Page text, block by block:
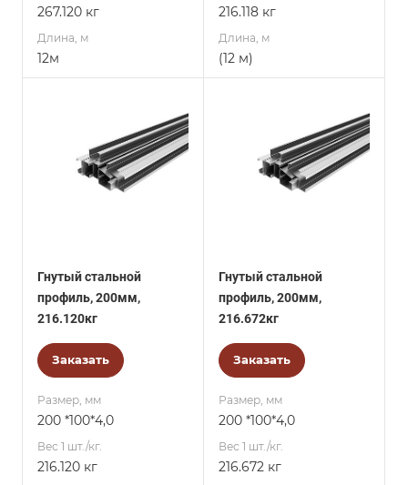
267.120 кг
Длина, м
12м
216.118 кг
Длина, м
(12 м)
Гнутый стальной
профиль, 200мм,
216.120кг
Заказать
Размер, мм
200 *100*4,0
Вес 1 шт./кг.
216.120 кг
Гнутый стальной
профиль, 200мм,
216.672кг
Заказать
Размер, мм
200 *100*4,0
Вес 1 шт./кг.
216.672 кг